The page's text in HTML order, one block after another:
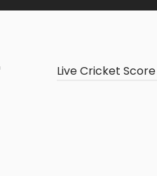
Live Cricket Score